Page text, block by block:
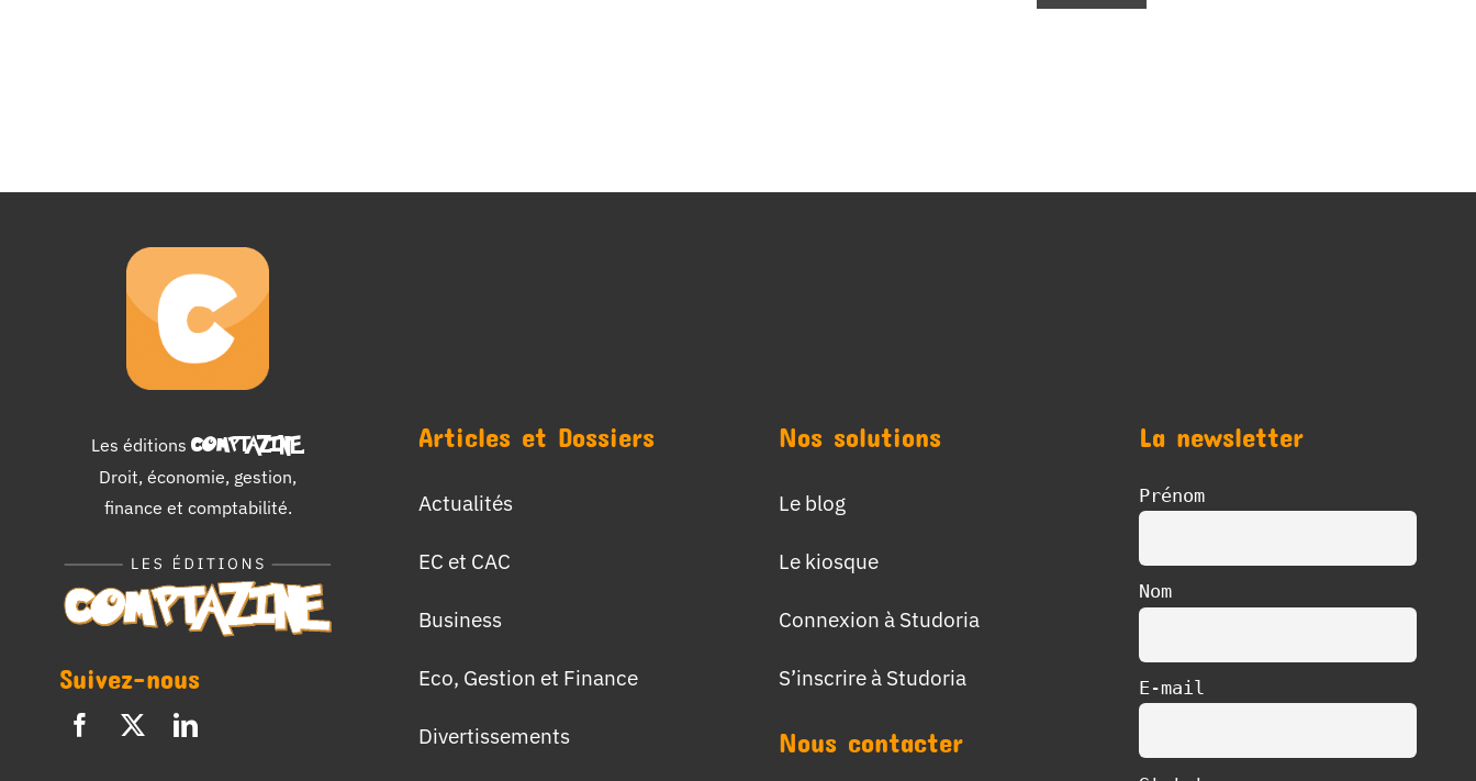
Les éditions COMPTAZINE.
Droit, économie, gestion,
finance et comptabilité.
Suivez-nous
Articles et Dossiers
Actualités
EC et CAC
Business
Eco, Gestion et Finance
Divertissements
Nos solutions
Le blog
Le kiosque
Connexion à Studoria
S’inscrire à Studoria
Nous contacter
La newsletter
Prénom
Nom
E-mail